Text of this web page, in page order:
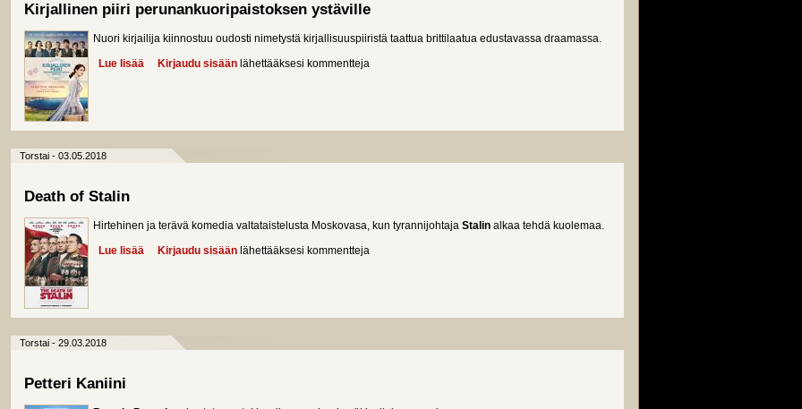
Kirjallinen piiri perunankuoripaistoksen ystäville
Nuori kirjailija kiinnostuu oudosti nimetystä kirjallisuuspiiristä taattua brittilaatua edustavassa draamassa.
Lue lisää about Kirjallinen piiri perunankuoripaistoksen ystäville
Kirjaudu sisään lähettääksesi kommentteja
Torstai - 03.05.2018
Death of Stalin
Hirtehinen ja terävä komedia valtataistelusta Moskovasa, kun tyrannijohtaja Stalin alkaa tehdä kuolemaa.
Lue lisää about Death of Stalin
Kirjaudu sisään lähettääksesi kommentteja
Torstai - 29.03.2018
Petteri Kaniini